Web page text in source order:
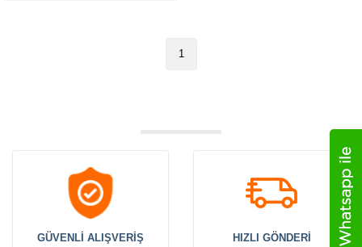
1
GÜVENLİ ALIŞVERİŞ HIZLI GÖNDERİ